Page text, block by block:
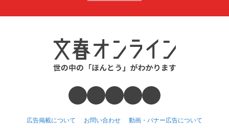
広告掲載について お問い合わせ 動画・バナー広告について